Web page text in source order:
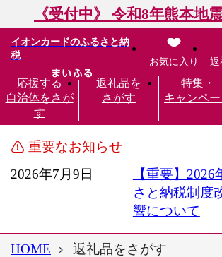
《受付中》 令和8年熊本地
イオンカードのふるさと納
税
応援する
自治体をさが
す
返礼品を
さがす
特集・
キャンペ
お気に入り 返
重要なお知らせ
2026年7月9日
【重要】
さと納税制度
響について
HOME 返礼品をさがす